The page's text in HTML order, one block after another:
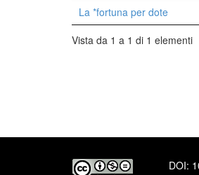
La *fortuna per dote
Vista da 1 a 1 di 1 elementi
DOI: